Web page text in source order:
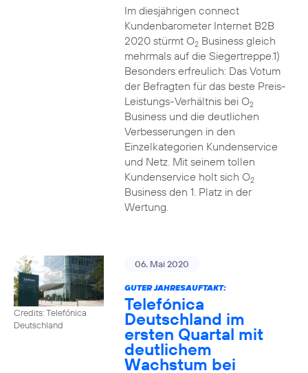
Im diesjährigen connect
Kundenbarometer Internet B2B
2020 stürmt O2Business gleich
mehrmals auf die Siegertreppe.1)
Besonders erfreulich: Das Votum
der Befragten für das beste Preis-
Leistungs-Verhältnis bei O2
Business und die deutlichen
Verbesserungen in den
Einzelkategorien Kundenservice
und Netz. Mit seinem tollen
Kundenservice holt sich O2
Business den 1. Platz in der
Wertung.
Credits: Telefónica
Deutschland
06. Mai 2020
GUTER JAHRESAUFTAKT:
Telefónica
Deutschland im
ersten Quartal mit
deutlichem
Wachstum bei